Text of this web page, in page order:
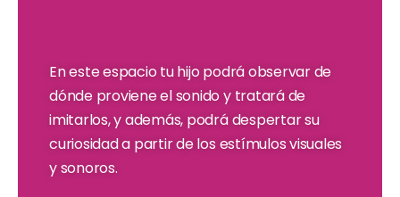
En este espacio tu hijo podrá observar de
dónde proviene el sonido y tratará de
imitarlos, y además, podrá despertar su
curiosidad a partir de los estímulos visuales
y sonoros.